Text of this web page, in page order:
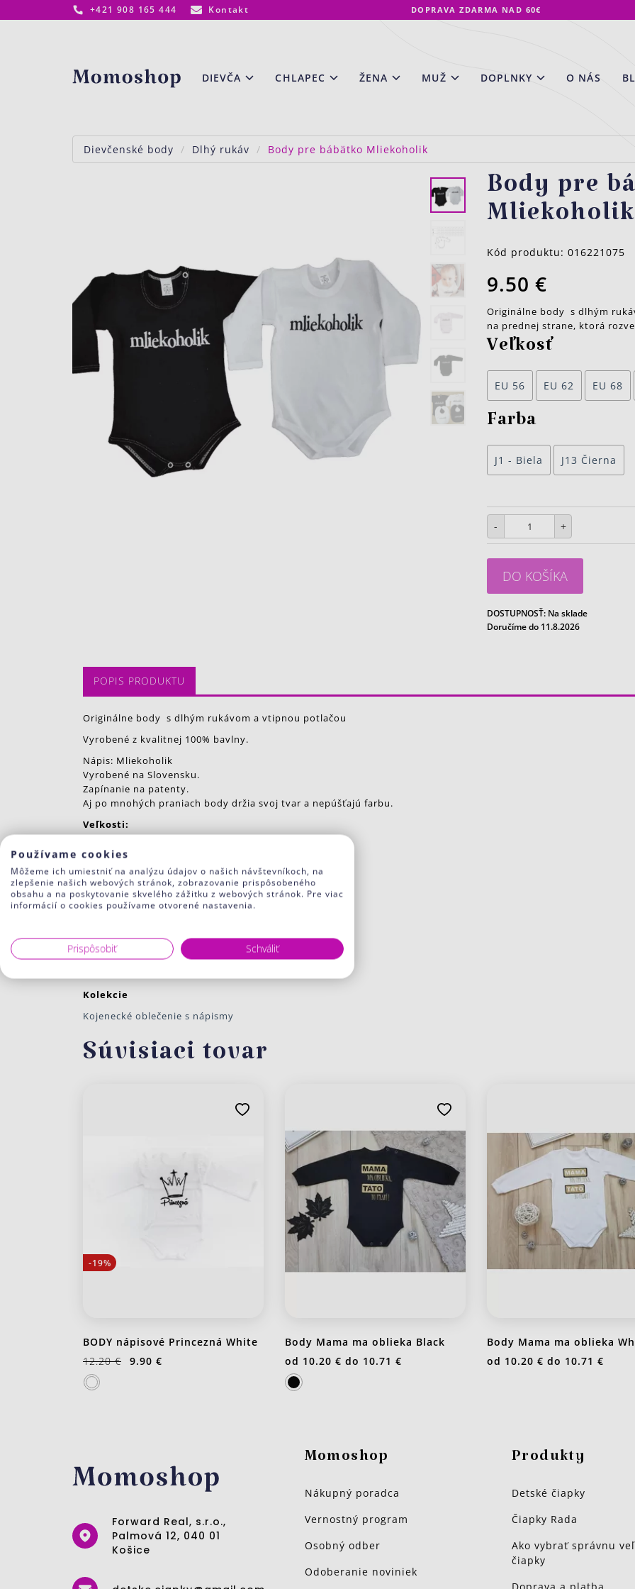
+421 908 165 444 Kontakt DOPRAVA ZDARMA NAD 60€
www.momoshop.sk DIEVČA CHLAPEC ŽENA MUŽ DOPLNKY O NÁS
Dievčenské body Dlhý rukáv Body pre bábätko Mliekoholik
Body pre
Mliekoholik
Kód produktu: 016221075
9.50 €
Originálne body s dlhým
na prednej strane, ktorá
Veľkosť
EU 56 EU 62 EU 68
Farba
J1 - Biela J13 Čierna
- +
DO KOŠÍKA
DOSTUPNOSŤ: Na sklade
Doručíme do 11.8.2026
POPIS PRODUKTU
Originálne body s dlhým rukávom a vtipnou potlačou
Vyrobené z kvalitnej 100% bavlny.
Nápis: Mliekoholik
Vyrobené na Slovensku.
Zapínanie na patenty.
Aj po mnohých praniach body držia svoj tvar a nepúšťajú farbu.
Veľkosti:
62 1-3 mes.
68 3-6 mes.
74 6-9 mes.
86 12-18 mes.
Kolekcie
Kojenecké oblečenie s nápismy
Súvisiaci tovar
-19%
BODY nápisové Princezná White
12.20 €
9.90 €
Body Mama ma oblieka Black
od 10.20 € do 10.71 €
Body Mama ma oblieka
od 10.20 € do 10.71 €
Forward Real, s.r.o.,
Palmová 12, 040 01
Košice
Momoshop
Nákupný poradca
Vernostný program
Osobný odber
Odoberanie noviniek
Produkty
Detské čiapky
Čiapky Rada
Ako vybrať správnu
čiapky
Používame cookies
Môžeme ich umiestniť na analýzu údajov o našich návštevníkoch, na
zlepšenie našich webových stránok, zobrazovanie prispôsobeného
obsahu a na poskytovanie skvelého zážitku z webových stránok. Pre viac
informácií o cookies používame otvorené nastavenia.
Prispôsobiť Schváliť